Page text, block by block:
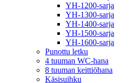
YH-1200-sarja
YH-1300-sarja
YH-1400-sarja
YH-1500-sarja
YH-1600-sarja
Punottu letku
4 tuuman WC-hana
8 tuuman keittiöhana
Käsisuihku